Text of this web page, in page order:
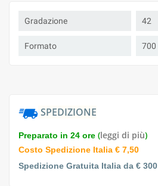
Gradazione 42
Formato 700
SPEDIZIONE
Preparato in 24 ore (leggi di più)
Costo Spedizione Italia € 7,50
Spedizione Gratuita Italia da € 300